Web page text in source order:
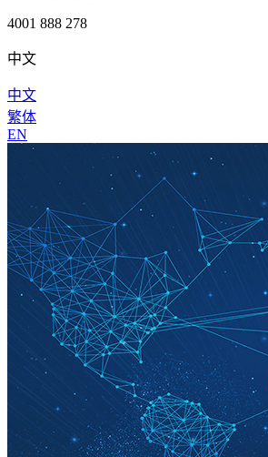
4001 888 278
中文
中文
繁体
EN